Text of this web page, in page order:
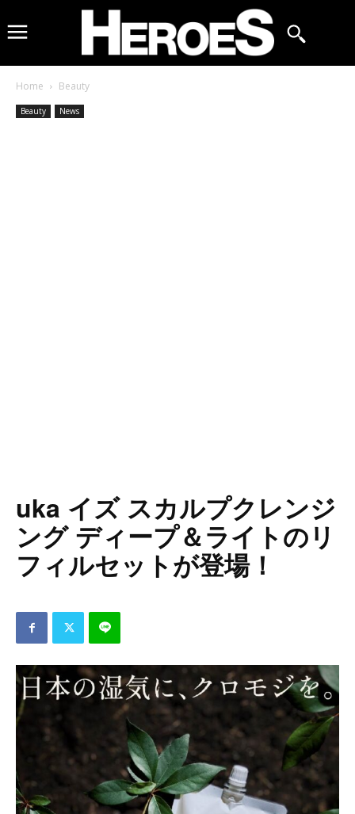
Home Beauty
Beauty News
uka イズ スカルプクレンジ
ング ディープ＆ライトのリ
フィルセットが登場！